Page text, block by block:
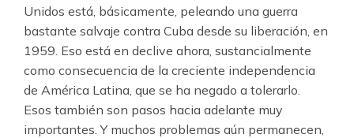
Unidos está, básicamente, peleando una guerra
bastante salvaje contra Cuba desde su liberación, en
1959. Eso está en declive ahora, sustancialmente
como consecuencia de la creciente independencia
de América Latina, que se ha negado a tolerarlo.
Esos también son pasos hacia adelante muy
importantes. Y muchos problemas aún permanecen,